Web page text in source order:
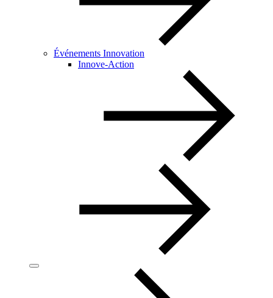
Événements Innovation
Innove-Action